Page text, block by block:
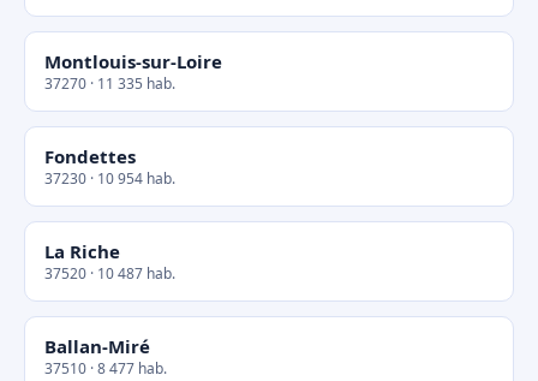
Montlouis-sur-Loire
37270 · 11 335 hab.
Fondettes
37230 · 10 954 hab.
La Riche
37520 · 10 487 hab.
Ballan-Miré
37510 · 8 477 hab.